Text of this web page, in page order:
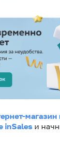
магазин
inSales и